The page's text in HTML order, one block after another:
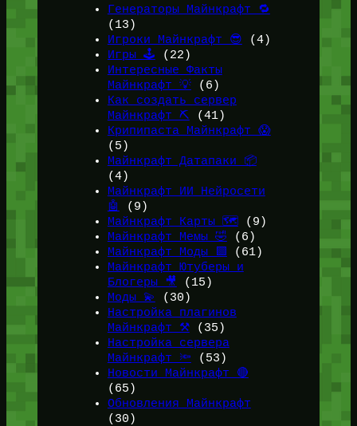
Генераторы Майнкрафт 🔁
(13)
Игроки Майнкрафт 😎 (4)
Игры 🕹️ (22)
Интересные Факты
Майнкрафт 💡(6)
Как создать сервер
Майнкрафт ⛏️ (41)
Крипипаста Майнкрафт 😱
(5)
Майнкрафт Датапаки 📦
(4)
Майнкрафт ИИ Нейросети
🤖
(9)
Майнкрафт Карты 🗺️ (9)
Майнкрафт Мемы 🤣 (6)
Майнкрафт Моды 🟩
(61)
Майнкрафт Ютуберы и
Блогеры 🎥
(15)
Моды 💫
(30)
Настройка плагинов
Майнкрафт ⚒️(35)
Настройка сервера
Майнкрафт 🔦 (53)
Новости Майнкрафт 🔴
(65)
Обновления Майнкрафт
(30)